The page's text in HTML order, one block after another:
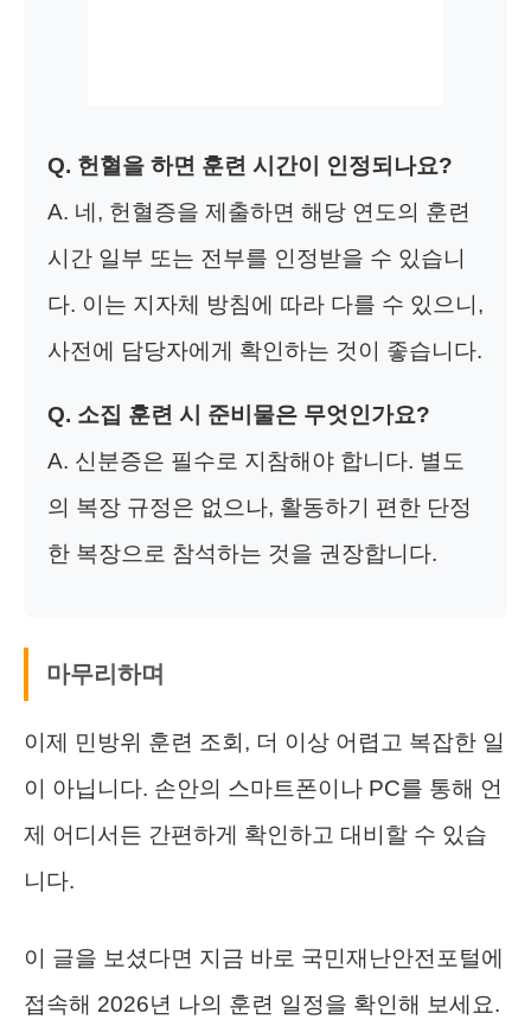
Q. 헌혈을 하면 훈련 시간이 인정되나요?
A. 네, 헌혈증을 제출하면 해당 연도의 훈련
시간 일부 또는 전부를 인정받을 수 있습니
다. 이는 지자체 방침에 따라 다를 수 있으니,
사전에 담당자에게 확인하는 것이 좋습니다.
Q. 소집 훈련 시 준비물은 무엇인가요?
A. 신분증은 필수로 지참해야 합니다. 별도
의 복장 규정은 없으나, 활동하기 편한 단정
한 복장으로 참석하는 것을 권장합니다.
마무리하며
이제 민방위 훈련 조회, 더 이상 어렵고 복잡한 일
이 아닙니다. 손안의 스마트폰이나 PC를 통해 언
제 어디서든 간편하게 확인하고 대비할 수 있습
니다.
이 글을 보셨다면 지금 바로 국민재난안전포털에
접속해 2026년 나의 훈련 일정을 확인해 보세요.